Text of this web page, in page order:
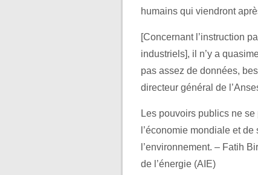
humains qui viendront
[Concernant l’instruction
industriels], il n’y a
pas assez de données,
directeur général de
Les pouvoirs publics ne
l’économie mondiale et
l’environnement. – Fatih
de l’énergie (AIE)